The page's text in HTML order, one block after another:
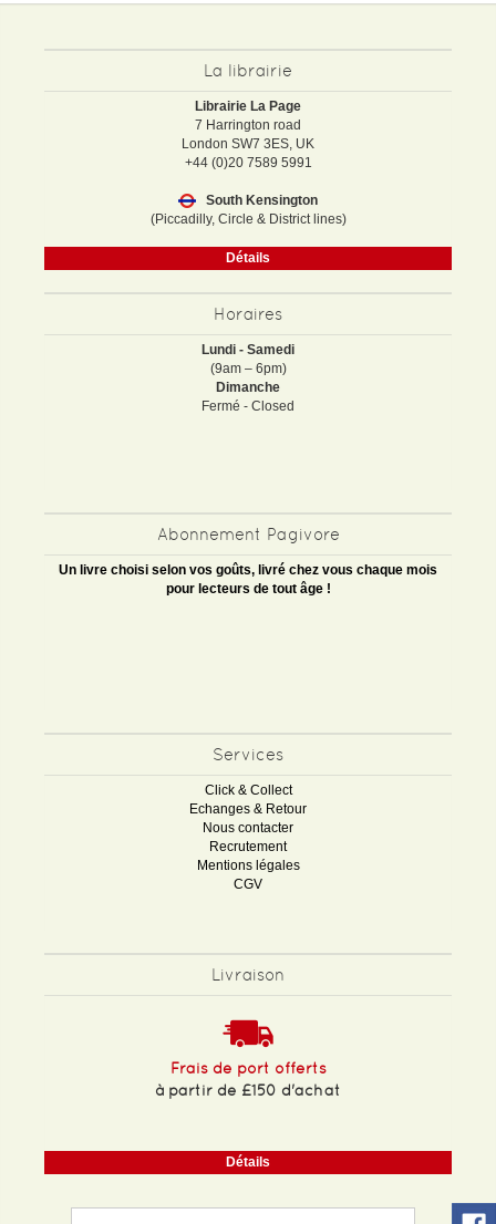
La librairie
Librairie La Page
7 Harrington road
London SW7 3ES, UK
+44 (0)20 7589 5991
South Kensington
(Piccadilly, Circle & District lines)
Détails
Horaires
Lundi - Samedi
(9am – 6pm)
Dimanche
Fermé - Closed
Abonnement Pagivore
Un livre choisi selon vos goûts, livré chez vous chaque mois
pour lecteurs de tout âge !
Services
Click & Collect
Echanges & Retour
Nous contacter
Recrutement
Mentions légales
CGV
Livraison
Frais de port offerts
à partir de £150 d'achat
Détails